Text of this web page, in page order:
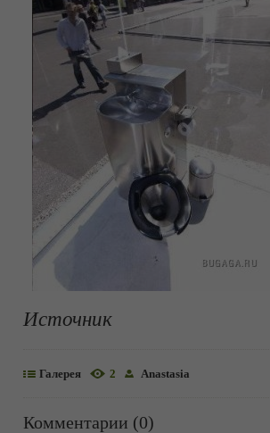
Источник
Галерея 2 Anastasia
Комментарии (0)